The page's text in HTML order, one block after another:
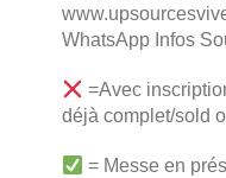
WhatsApp Infos
=Avec
déjà complet/sold
= Messe en